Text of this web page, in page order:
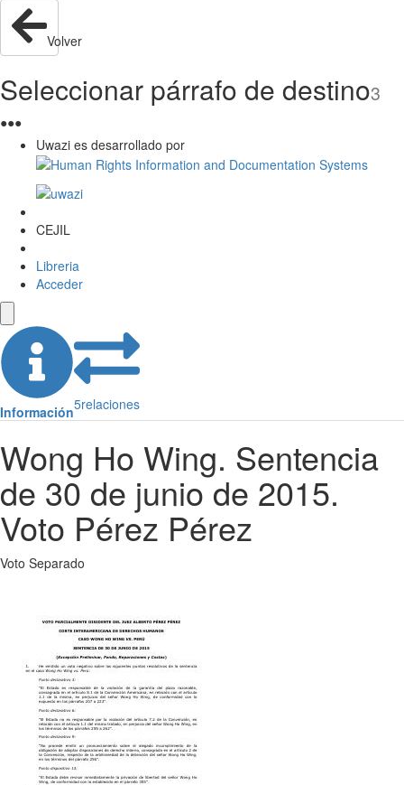
Volver
Seleccionar párrafo de destino3
●●●
Uwazi es desarrollado por
CEJIL
Libreria
Acceder
Información5relaciones
Wong Ho Wing. Sentencia
de 30 de junio de 2015.
Voto Pérez Pérez
Voto Separado